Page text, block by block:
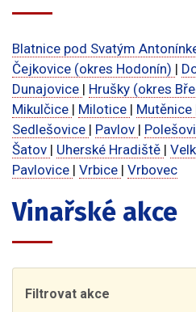
Blatnice pod Svatým
Čejkovice (okres Hodonín) |
Dunajovice | Hrušky (okres
Mikulčice | Milotice | Mutěnice
Sedlešovice | Pavlov |
Šatov | Uherské Hradiště |
Pavlovice | Vrbice | Vrbovec
Vinařské akce
Filtrovat akce